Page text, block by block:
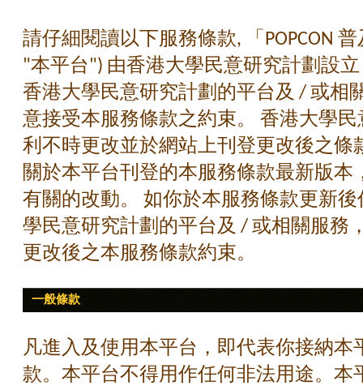
請仔細閱讀以下服務條款, 「POPCON
"本平台") 由香港大學民意研究計劃設
香港大學民意研究計劃的平台及 / 或相
意接受本服務條款之約束。 香港大學
利不時更改並於網站上刊登更改後之條
關於本平台刊登的本服務條款最新版本
有關的改動。 如你於本服務條款更新
學民意研究計劃的平台及 / 或相關服務
更改後之本服務條款約束。
一般條款
凡進入及使用本平台，即代表你接納本
款。本平台不得用作任何非法用途。本